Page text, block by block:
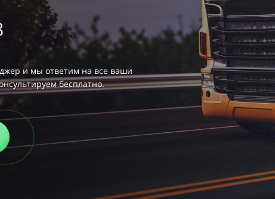
и мы ответим на все ваши
бесплатно.